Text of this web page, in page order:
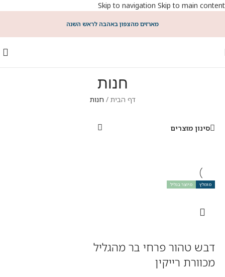
Skip to navigation Skip to main content
מארזים מהצפון באהבה לראש השנה
חנות
דף הבית / חנות
סינון מוצרים
מומלץ מיוצר בגליל
דבש טהור פרחי בר מהגליל
מכוורת רייקין